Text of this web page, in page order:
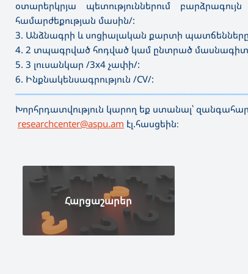
օտարերկրյա պետություններում
համարժեքության մասին/:
3. Անձնագրի և սոցիալական քարտի
4. 2 տպագրված հոդված կամ ընտրած
5. 3 լուսանկար /3x4 չափի/:
6. Ինքնակենսագրություն /CV/:
Խորհրդատվություն կարող եք ստանալ՝
researchcenter@aspu.am էլ.հասցեին։
Հարցաշարեր